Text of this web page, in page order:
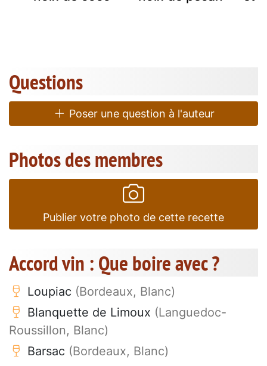
Questions
Poser une question à l'auteur
Photos des membres
Publier votre photo de cette recette
Accord vin : Que boire avec ?
Loupiac (Bordeaux, Blanc)
Blanquette de Limoux (Languedoc-
Roussillon, Blanc)
Barsac (Bordeaux, Blanc)